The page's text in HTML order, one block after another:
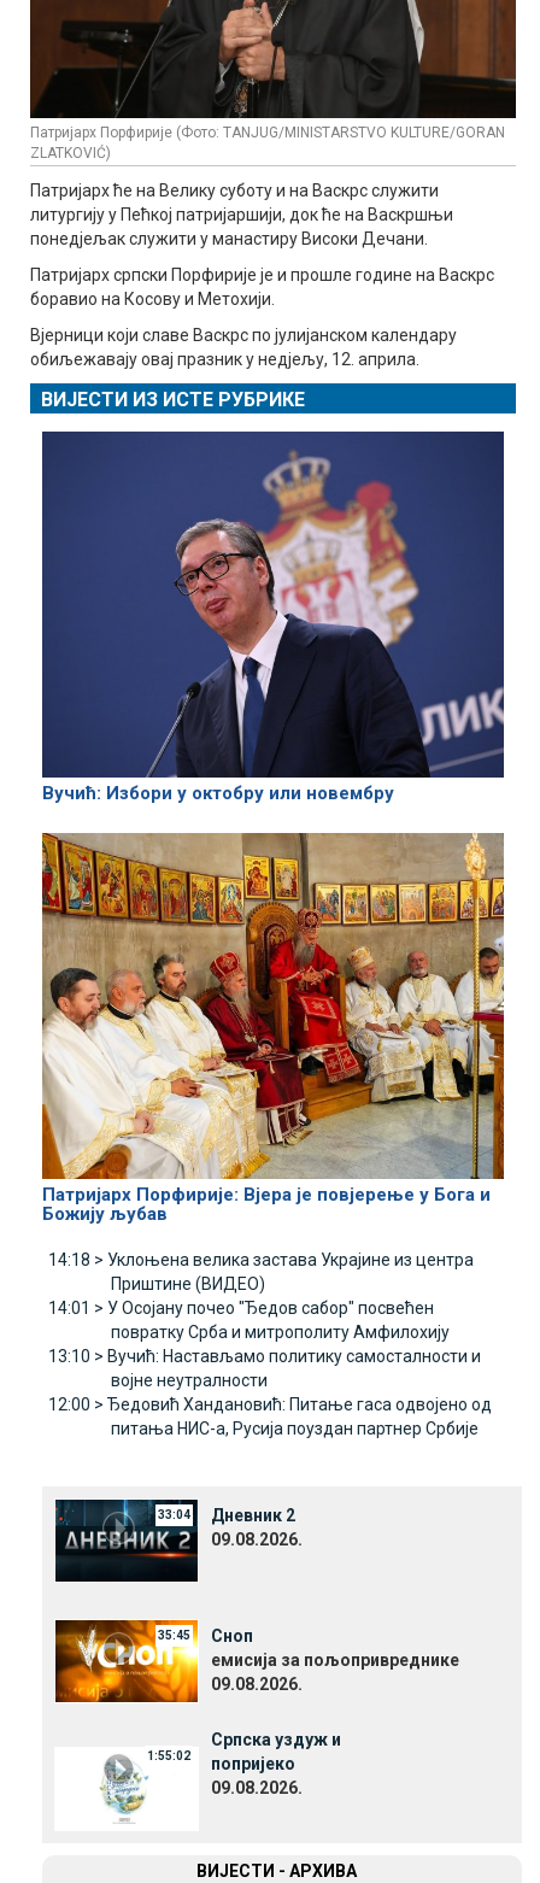
Патријарх Порфирије (Фото: TANJUG/MINISTARSTVO KULTURE/GORAN
ZLATKOVIĆ)
Патријарх ће на Велику суботу и на Васкрс служити
литургију у Пећкој патријаршији, док ће на Васкршњи
понедјељак служити у манастиру Високи Дечани.
Патријарх српски Порфирије је и прошле године на Васкрс
боравио на Косову и Метохији.
Вјерници који славе Васкрс по јулијанском календару
обиљежавају овај празник у недјељу, 12. априла.
ВИЈЕСТИ ИЗ ИСТЕ РУБРИКЕ
Вучић: Избори у октобру или новембру
Патријарх Порфирије: Вјера је повјерење у Бога и
Божију љубав
14:18 > Уклоњена велика застава Украјине из центра
Приштине (ВИДЕО)
14:01 > У Осојану почео "Ђедов сабор" посвећен
повратку Срба и митрополиту Амфилохију
13:10 > Вучић: Настављамо политику самосталности и
војне неутралности
12:00 > Ђедовић Хандановић: Питање гаса одвојено од
питања НИС-а, Русија поуздан партнер Србије
33:04
Дневник 2
09.08.2026.
35:45
Сноп
емисија за пољопривреднике
09.08.2026.
1:55:02
Српска уздуж и
попријеко
09.08.2026.
ВИЈЕСТИ - АРХИВА